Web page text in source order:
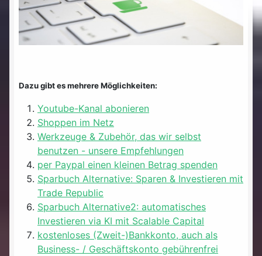
Dazu gibt es mehrere Möglichkeiten:
Youtube-Kanal abonieren
Shoppen im Netz
Werkzeuge & Zubehör, das wir selbst
benutzen - unsere Empfehlungen
per Paypal einen kleinen Betrag spenden
Sparbuch Alternative: Sparen & Investieren mit
Trade Republic
Sparbuch Alternative2: automatisches
Investieren via KI mit Scalable Capital
kostenloses (Zweit-)Bankkonto, auch als
Business- / Geschäftskonto gebührenfrei